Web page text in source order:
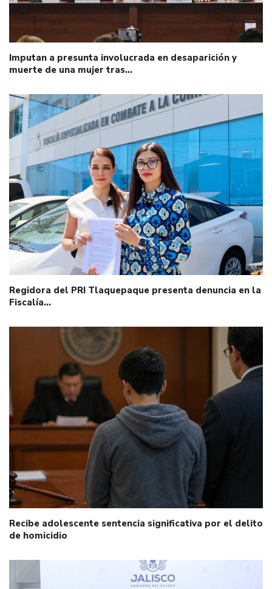
Imputan a presunta involucrada en desaparición y
muerte de una mujer tras…
Regidora del PRI Tlaquepaque presenta denuncia en la
Fiscalía…
Recibe adolescente sentencia significativa por el delito
de homicidio